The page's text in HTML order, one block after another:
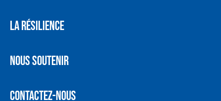
LA RÉSILIENCE
NOUS SOUTENIR
CONTACTEZ-NOUS